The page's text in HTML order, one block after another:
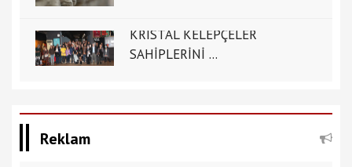
KRİSTAL KELEPÇELER
SAHİPLERİNİ ...
Reklam